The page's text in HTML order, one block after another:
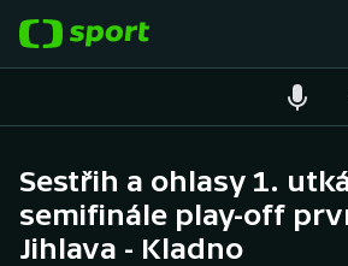
Hokej
Sestřih a ohlasy 1.
semifinále play-off
Jihlava - Kladno